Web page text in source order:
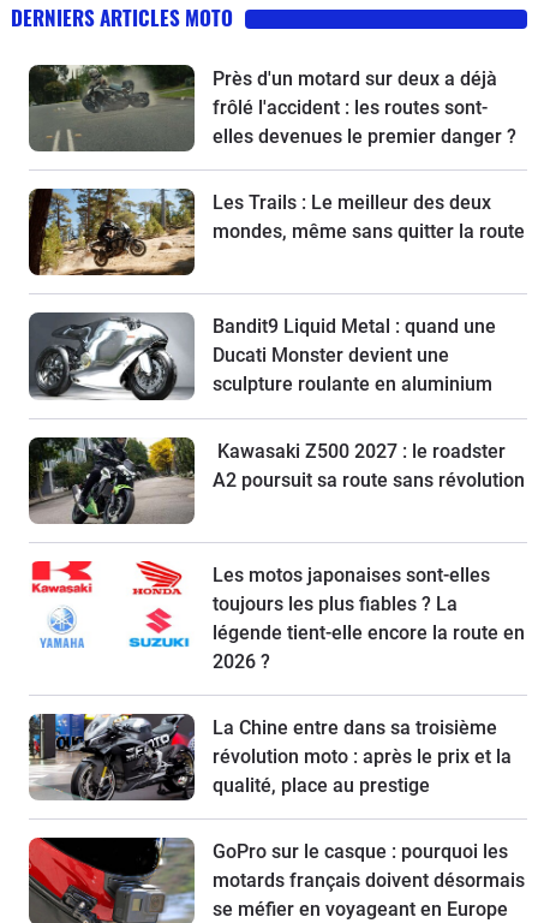
DERNIERS ARTICLES MOTO
Près d'un motard sur deux a déjà
frôlé l'accident : les routes sont-
elles devenues le premier danger ?
Les Trails : Le meilleur des deux
mondes, même sans quitter la route
Bandit9 Liquid Metal : quand une
Ducati Monster devient une
sculpture roulante en aluminium
Kawasaki Z500 2027 : le roadster
A2 poursuit sa route sans révolution
Les motos japonaises sont-elles
toujours les plus fiables ? La
légende tient-elle encore la route en
2026 ?
La Chine entre dans sa troisième
révolution moto : après le prix et la
qualité, place au prestige
GoPro sur le casque : pourquoi les
motards français doivent désormais
se méfier en voyageant en Europe